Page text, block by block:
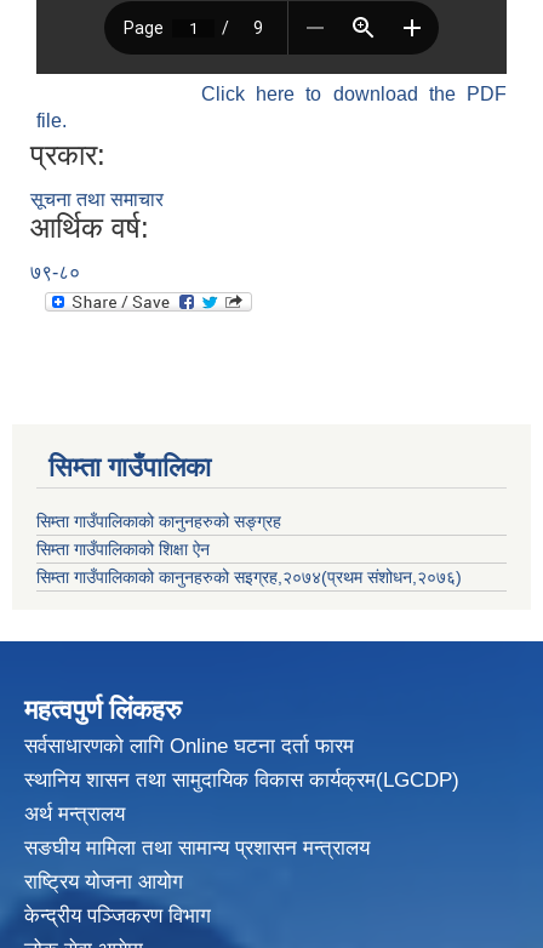
Click here to download the PDF
file.
प्रकार:
सूचना तथा समाचार
आर्थिक वर्ष:
७९-८०
सिम्ता गाउँपालिका
सिम्ता गाउँपालिकाको कानुनहरुको सङ्ग्रह
सिम्ता गाउँपालिकाको शिक्षा ऐन
सिम्ता गाउँपालिकाको कानुनहरुको सइग्रह,२०७४(प्रथम संशोधन,२०७६)
महत्वपुर्ण लिंकहरु
सर्वसाधारणको लागि Online घटना दर्ता फारम
स्थानिय शासन तथा सामुदायिक विकासकार्यक्रम(LGCDP)
अर्थ मन्त्रालय
सङघीय मामिला तथा सामान्य प्रशासन मन्त्रालय
राष्ट्रिय योजना आयोग
केन्द्रीय पञ्जिकरण विभाग